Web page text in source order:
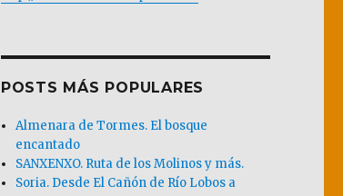
POSTS MÁS POPULARES
Almenara de Tormes. El bosque
encantado
SANXENXO. Ruta de los Molinos y más.
Soria. Desde El Cañón de Río Lobos a